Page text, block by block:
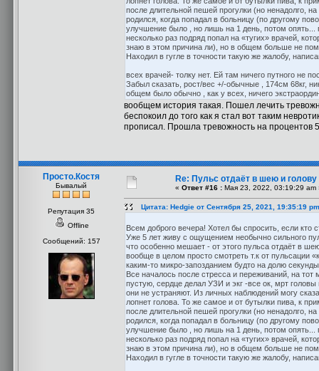
после длительной пешей прогулки (но ненадолго,
родился, когда попадал в больницу (по другому
улучшение было , но лишь на 1 день, потом опять...
несколько раз подряд попал на «тугих» врачей,
знаю в этом причина ли), но в общем больше не
Находил в гугле в точности такую же жалобу,
всех врачей- толку нет. Ей там ничего путного не
Забыл сказать, рост/вес +/-обычные , 174см 68кг,
общем было обычно , как у всех, ничего
вообщем история такая. Пошел лечить
беспокоил до того как я стал вот таким
прописал. Прошла тревожность на процентов
Просто.Костя
Бывалый
Репутация 35
Offline
Сообщений: 157
Re: Пульс отдаёт в шею и голову
« Ответ #16 : Мая 23, 2022, 03:19:29 am
Цитата: Hedgie от Сентября 25, 2021, 19:35:19 pm
Всем доброго вечера! Хотел бы спросить, если кто
Уже 5 лет живу с ощущением необычно сильного
что особенно мешает - от этого пульса отдаёт в
вообще в целом просто смотреть т.к от пульсации
каким-то микро-запозданием будто на долю
Все началось после стресса и переживаний, на
пустую, сердце делал УЗИ и экг -все ок, мрт
они не устраняют. Из личных наблюдений могу
лопнет голова. То же самое и от бутылки пива, к
после длительной пешей прогулки (но ненадолго,
родился, когда попадал в больницу (по другому
улучшение было , но лишь на 1 день, потом опять...
несколько раз подряд попал на «тугих» врачей,
знаю в этом причина ли), но в общем больше не
Находил в гугле в точности такую же жалобу,